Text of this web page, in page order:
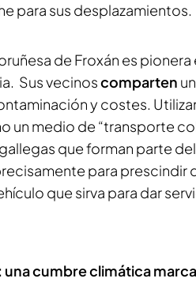
para sus desplazamientos.
de Froxán es pionera
Sus vecinoscomparten
y costes.
un medio de “transporte
que forman parte
para prescindir
que sirva para dar
una cumbre climática